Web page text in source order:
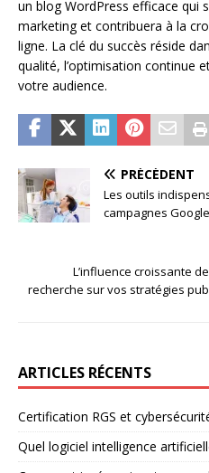
un blog WordPress efficace qui
marketing et contribuera à la
ligne. La clé du succès réside
qualité, l’optimisation continue
votre audience.
PRÉCÉDENT
Les outils
campagnes
L’influence croissante
recherche sur vos stratégies
ARTICLES RÉCENTS
Certification RGS et
Quel logiciel intelligence